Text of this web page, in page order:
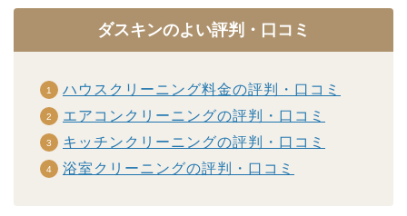
ダスキンのよい評判・口コミ
ハウスクリーニング料金の評判・口コミ
エアコンクリーニングの評判・口コミ
キッチンクリーニングの評判・口コミ
浴室クリーニングの評判・口コミ